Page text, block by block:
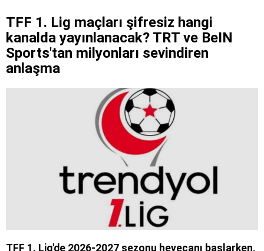
TFF 1. Lig maçları şifresiz hangi
kanalda yayınlanacak? TRT ve BeIN
Sports'tan milyonları sevindiren
anlaşma
TFF 1. Lig'de 2026-2027 sezonu heyecanı başlarken,